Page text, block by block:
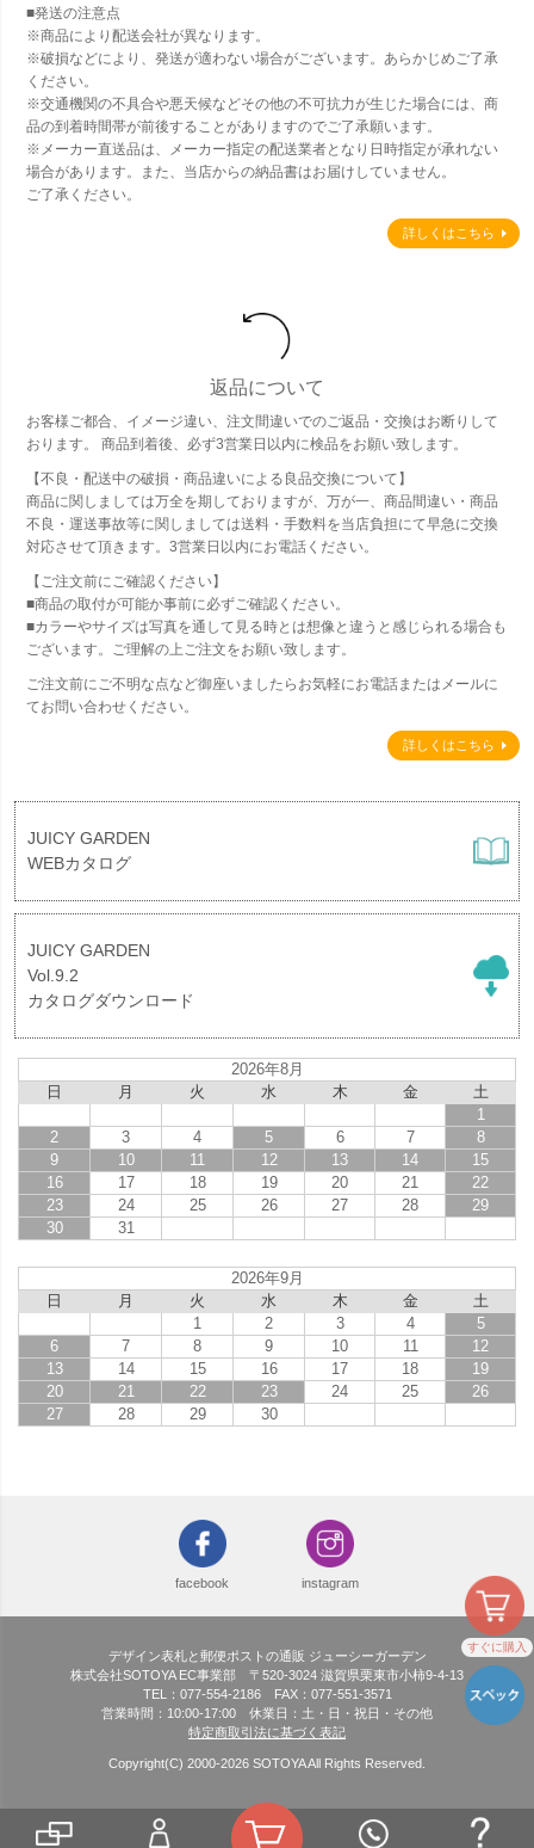
すぐに購入
■発送の注意点
※商品により配送会社が異なります。
※破損などにより、発送が適わない場合がございます。あらかじめご了承
ください。
※交通機関の不具合や悪天候などその他の不可抗力が生じた場合には、商
品の到着時間帯が前後することがありますのでご了承願います。
※メーカー直送品は、メーカー指定の配送業者となり日時指定が承れない
場合があります。また、当店からの納品書はお届けしていません。
ご了承ください。
詳しくはこちら
返品について
お客様ご都合、イメージ違い、注文間違いでのご返品・交換はお断りして
おります。 商品到着後、必ず3営業日以内に検品をお願い致します。
【不良・配送中の破損・商品違いによる良品交換について】
商品に関しましては万全を期しておりますが、万が一、商品間違い・商品
不良・運送事故等に関しましては送料・手数料を当店負担にて早急に交換
対応させて頂きます。3営業日以内にお電話ください。
【ご注文前にご確認ください】
■商品の取付が可能か事前に必ずご確認ください。
■カラーやサイズは写真を通して見る時とは想像と違うと感じられる場合も
ございます。ご理解の上ご注文をお願い致します。
ご注文前にご不明な点など御座いましたらお気軽にお電話またはメールに
てお問い合わせください。
詳しくはこちら
JUICY GARDEN
WEBカタログ
JUICY GARDEN
Vol.9.2
カタログダウンロード
2026年8月
日
月 火 水 木 金
土
1
2
3 4 5 6 7
8
9
10 11 12 13 14
15
16
17 18 19 20 21
22
23
24 25 26 27 28
29
30
31
2026年9月
日
月 火 水 木 金
土
1
2 3 4
5
6
7 8 9 10 11
12
13
14 15 16 17 18
19
20
21 22 23 24 25
26
27
28 29 30
facebook instagram
デザイン表札と郵便ポストの通販 ジューシーガーデン
株式会社SOTOYA EC事業部 〒520-3024 滋賀県栗東市小柿9-4-13
TEL：077-554-2186 FAX：077-551-3571
営業時間：10:00-17:00 休業日：土・日・祝日・その他
特定商取引法に基づく表記
Copyright(C) 2000-2026 SOTOYA All Rights Reserved.